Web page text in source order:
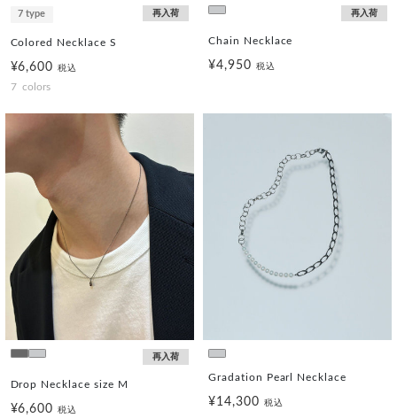
7 type 再入荷
Colored Necklace S
¥6,600税込
7 colors
再入荷
Chain Necklace
¥4,950 税込
再入荷
Drop Necklace size M
¥6,600税込
Gradation Pearl Necklace
¥14,300 税込